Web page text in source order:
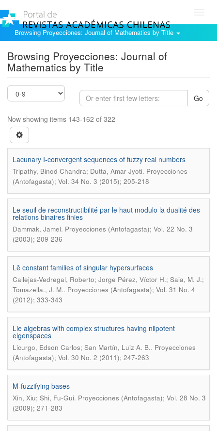
Browsing Proyecciones: Journal of Mathematics by Title
Browsing Proyecciones: Journal of
Mathematics by Title
Go
Now showing items 143-162 of 322
Lacunary I-convergent sequences of fuzzy real numbers
Tripathy, Binod Chandra; Dutta, Amar Jyoti. Proyecciones
(Antofagasta); Vol. 34 No. 3 (2015); 205-218
Le seuil de reconstructibilité par le haut modulo la dualité des
relations binaires finies
Dammak, Jamel. Proyecciones (Antofagasta); Vol. 22 No. 3
(2003); 209-236
Lê constant families of singular hypersurfaces
Callejas-Vedregal, Roberto; Jorge Pérez, Víctor H.; Saia, M. J.;
Tomazella., J. M.. Proyecciones (Antofagasta); Vol. 31 No. 4
(2012); 333-343
Lie algebras with complex structures having nilpotent
eigenspaces
Licurgo, Edson Carlos; San Martín, Luiz A. B.. Proyecciones
(Antofagasta); Vol. 30 No. 2 (2011); 247-263
M-fuzzifying bases
Xin, Xiu; Shi, Fu-Gui. Proyecciones (Antofagasta); Vol. 28 No. 3
(2009); 271-283